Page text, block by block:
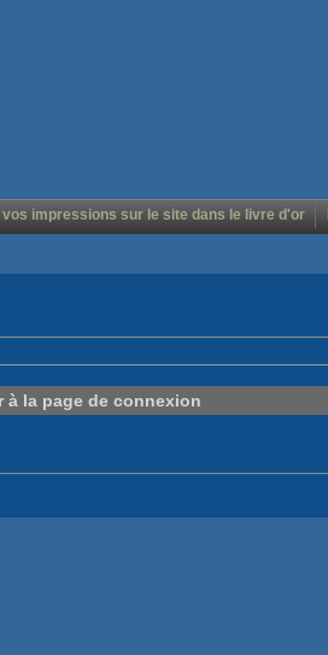
impressions sur le site dans le livre d'or
à la page de connexion